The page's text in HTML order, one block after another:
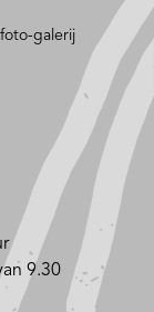
galerij
9.30